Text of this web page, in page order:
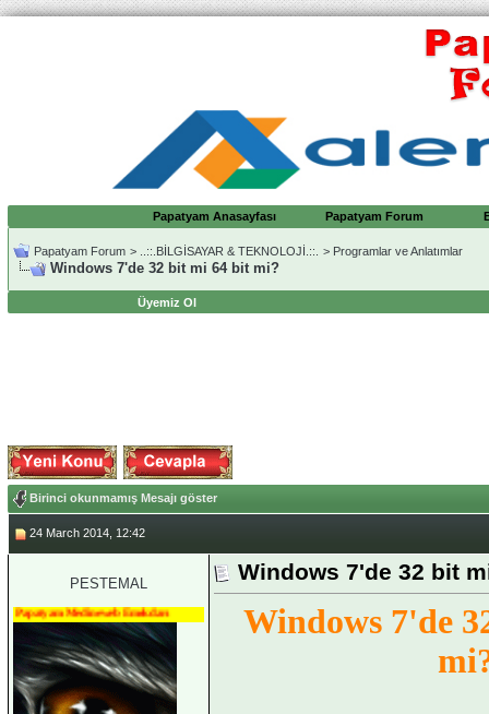
Papatyam Anasayfası Papatyam Forum
Papatyam Forum > ..::.BİLGİSAYAR & TEKNOLOJİ.::. > Programlar ve Anlatımlar
Windows 7'de 32 bit mi 64 bit mi?
Üyemiz Ol
Birinci okunmamış Mesajı göster
24 March 2014, 12:42
PESTEMAL
Papatyam Medineweb Emekdarı
Windows 7'de 32 bit
Windows 7'de